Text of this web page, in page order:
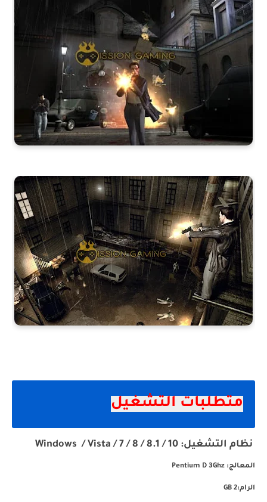
متطلبات التشغيل
التشغيل: Windows / Vista / 7 / 8 / 8.1 / 10
المعالج: Pentium D 3Ghz
الرام:2